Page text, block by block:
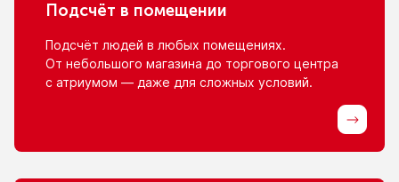
Подсчёт в помещении
Подсчёт людей в любых помещениях.
От небольшого магазина до торгового центра
с атриумом — даже для сложных условий.